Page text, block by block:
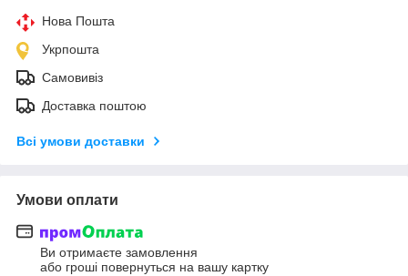
Нова Пошта
Укрпошта
Самовивіз
Доставка поштою
Всі умови доставки
Умови оплати
Ви отримаєте замовлення
або гроші повернуться на вашу картку